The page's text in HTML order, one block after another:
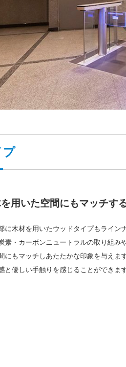
プ
用いた空間にもマッチす
に木材を用いたウッドタイプもライン
素・カーボンニュートラルの取り組み
にもマッチしあたたかな印象を与えま
と優しい手触りを感じることができます